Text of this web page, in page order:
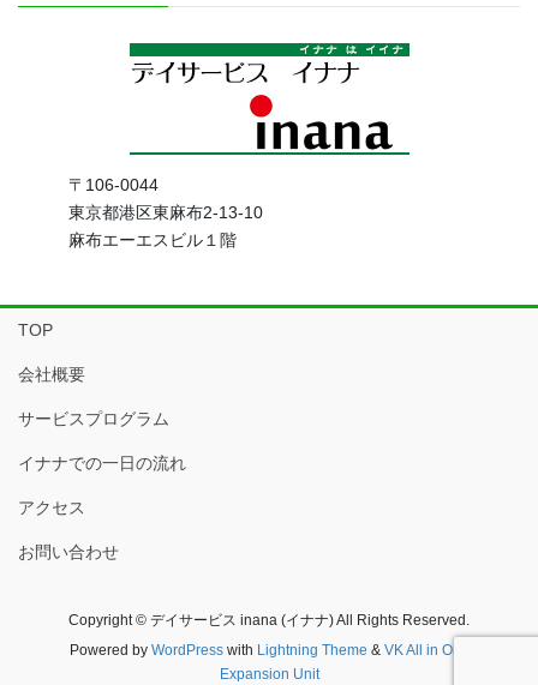
〒106-0044
東京都港区東麻布2-13-10
麻布エーエスビル１階
TOP
会社概要
サービスプログラム
イナナでの一日の流れ
アクセス
お問い合わせ
Copyright © デイサービス inana (イナナ) All Rights Reserved.
Powered by WordPresswith Lightning Theme & VK All in One
Expansion Unit